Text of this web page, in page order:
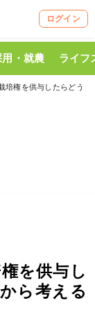
ログイン
用・就農 ライフ
培権を供与したらどう
を供与し
ら考える